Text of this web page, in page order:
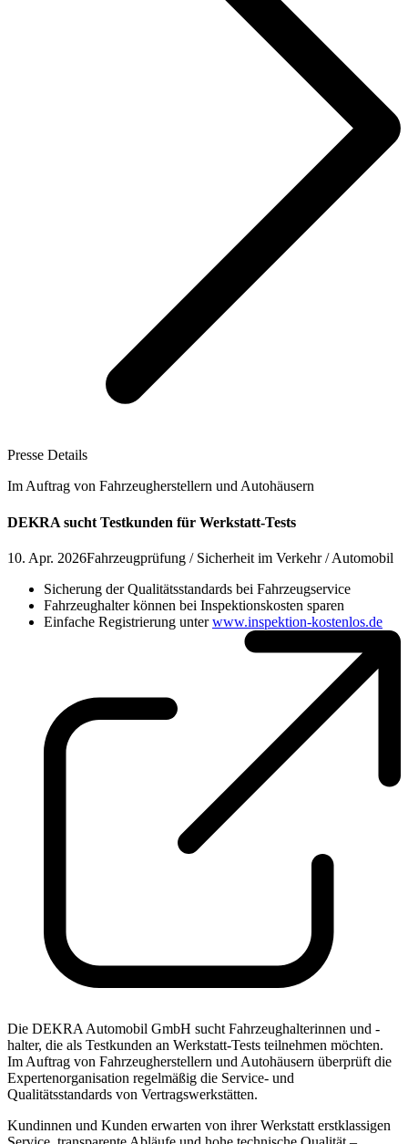
Presse Details
Im Auftrag von Fahrzeugherstellern und Autohäusern
DEKRA sucht Testkunden für Werkstatt-Tests
10. Apr. 2026Fahrzeugprüfung / Sicherheit im Verkehr / Automobil
Sicherung der Qualitätsstandards bei Fahrzeugservice
Fahrzeughalter können bei Inspektionskosten sparen
Einfache Registrierung unterwww.inspektion-kostenlos.de
Die DEKRA Automobil GmbH sucht Fahrzeughalterinnen und -
halter, die als Testkunden an Werkstatt-Tests teilnehmen möchten.
Im Auftrag von Fahrzeugherstellern und Autohäusern überprüft die
Expertenorganisation regelmäßig die Service- und
Qualitätsstandards von Vertragswerkstätten.
Kundinnen und Kunden erwarten von ihrer Werkstatt erstklassigen